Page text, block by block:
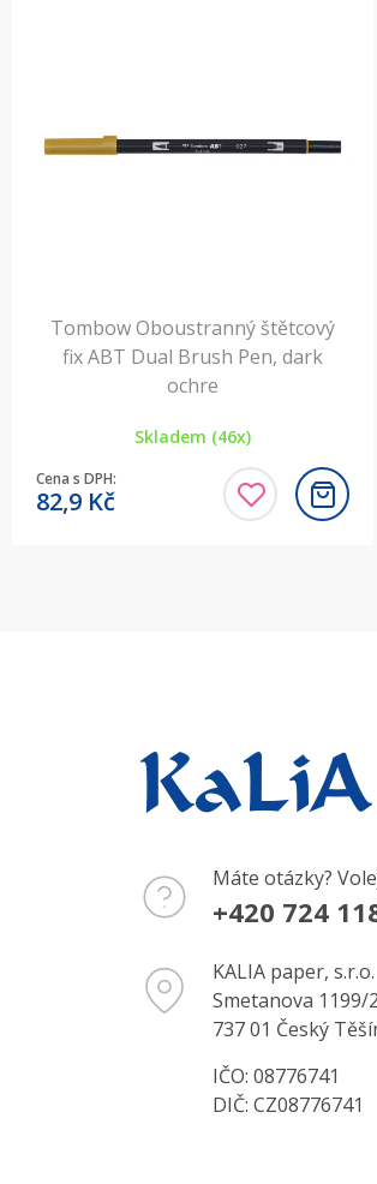
Tombow Oboustranný štětcový
fix ABT Dual Brush Pen, dark
ochre
Skladem (46x)
Cena s DPH:
82,9 Kč
Máte otázky?
+420 724
KALIA paper, s.r.o.
Smetanova 1199/
737 01 Český
IČO: 08776741
DIČ: CZ08776741